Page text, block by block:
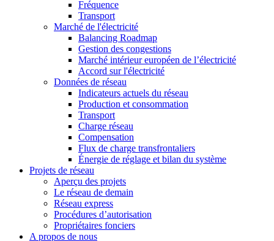
Fréquence
Transport
Marché de l'électricité
Balancing Roadmap
Gestion des congestions
Marché intérieur européen de l’électricité
Accord sur l'électricité
Données de réseau
Indicateurs actuels du réseau
Production et consommation
Transport
Charge réseau
Compensation
Flux de charge transfrontaliers
Énergie de réglage et bilan du système
Projets de réseau
Aperçu des projets
Le réseau de demain
Réseau express
Procédures d’autorisation
Propriétaires fonciers
A propos de nous